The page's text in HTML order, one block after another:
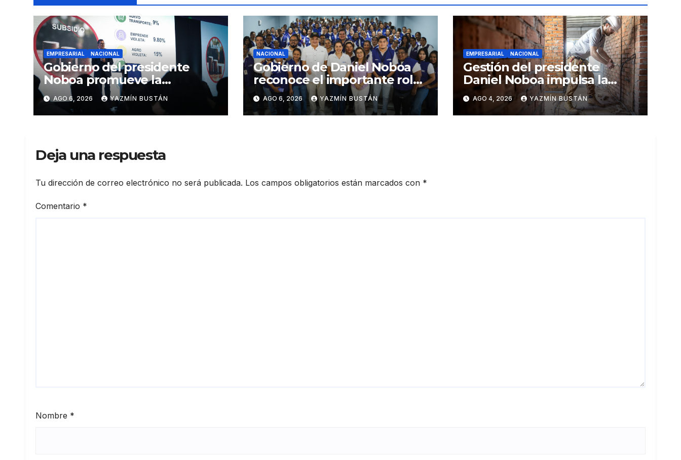
EMPRESARIAL NACIONAL
Gobierno del presidente
Noboa promueve la
autonomía económica de las
mujeres con más de USD 45
millones en financiamiento
AGO 6, 2026 YAZMÍN BUSTÁN
NACIONAL
Gobierno de Daniel Noboa
reconoce el importante rol
que cumplen educadoras
del servicio Creciendo con
Nuestros Hijos en beneficio
AGO 6, 2026 YAZMÍN BUSTÁN
EMPRESARIAL NACIONAL
Gestión del presidente
Daniel Noboa impulsa la
economía: ventas superan
los USD 25.600 millones y
crecen 16,7% en julio
AGO 4, 2026 YAZMÍN BUSTÁN
Deja una respuesta
Tu dirección de correo electrónico no será publicada. Los campos obligatorios están marcados con *
Comentario *
Nombre *